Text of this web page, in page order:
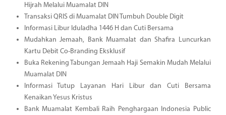
Hijrah Melalui Muamalat DIN
Transaksi QRIS di Muamalat DIN Tumbuh Double Digit
Informasi Libur Iduladha 1446 H dan Cuti Bersama
Mudahkan Jemaah, Bank Muamalat dan Shafira Luncurkan
Kartu Debit Co-Branding Eksklusif
Buka Rekening Tabungan Jemaah Haji Semakin Mudah Melalui
Muamalat DIN
Informasi Tutup Layanan Hari Libur dan Cuti Bersama
Kenaikan Yesus Kristus
Bank Muamalat Kembali Raih Penghargaan Indonesia Public